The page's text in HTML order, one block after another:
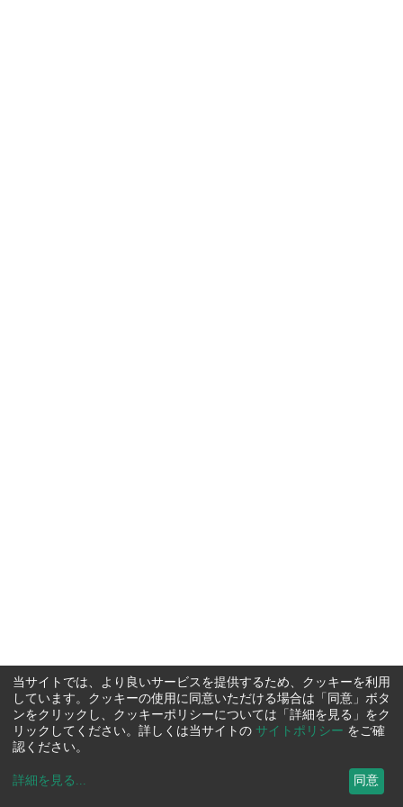
当サイトでは、より良いサービスを提供するため、クッキーを利用
しています。クッキーの使用に同意いただける場合は「同意」ボタ
ンをクリックし、クッキーポリシーについては「詳細を見る」をク
リックしてください。詳しくは当サイトの サイトポリシー をご確
認ください。
詳細を見る ... 同意